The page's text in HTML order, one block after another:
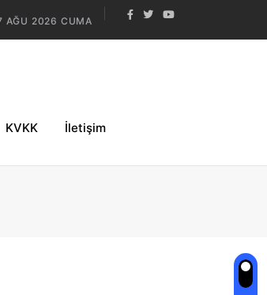
AĞU 2026 CUMA
KVKK İletişim